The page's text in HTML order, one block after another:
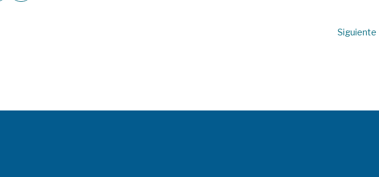
Siguiente